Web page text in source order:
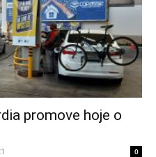
promove hoje o
0